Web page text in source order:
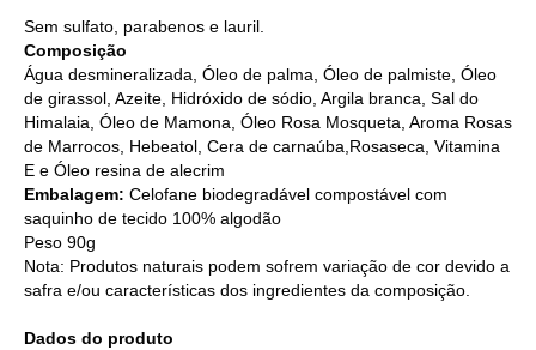
Sem sulfato, parabenos e lauril.
Composição
Água desmineralizada, Óleo de palma, Óleo de palmiste, Óleo
de girassol, Azeite, Hidróxido de sódio, Argila branca, Sal do
Himalaia, Óleo de Mamona, Óleo Rosa Mosqueta, Aroma Rosas
de Marrocos, Hebeatol, Cera de carnaúba,Rosaseca, Vitamina
E e Óleo resina de alecrim
Embalagem: Celofane biodegradável compostável com
saquinho de tecido 100% algodão
Peso 90g
Nota: Produtos naturais podem sofrem variação de cor devido a
safra e/ou características dos ingredientes da composição.
Dados do produto